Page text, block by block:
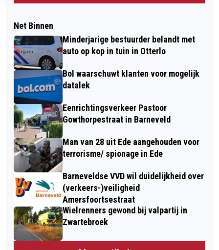
Net Binnen
Minderjarige bestuurder belandt met
auto op kop in tuin in Otterlo
Bol waarschuwt klanten voor mogelijk
datalek
Eenrichtingsverkeer Pastoor
Gowthorpestraat in Barneveld
Man van 28 uit Ede aangehouden voor
terrorisme/ spionage in Ede
Barneveldse VVD wil duidelijkheid over
(verkeers-)veiligheid
Amersfoortsestraat
Wielrenners gewond bij valpartij in
Zwartebroek